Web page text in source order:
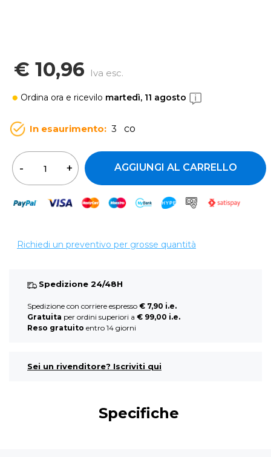
€ 10,96 Iva esc.
Ordina ora e ricevilo martedì, 11 agosto
In esaurimento: 3 co
AGGIUNGI AL CARRELLO
Richiedi un preventivo per grosse quantità
Spedizione 24/48H
Spedizione con corriere espresso € 7,90 i.e.
Gratuita per ordini superiori a € 99,00 i.e.
Reso gratuito entro 14 giorni
Sei un rivenditore? Iscriviti qui
Specifiche